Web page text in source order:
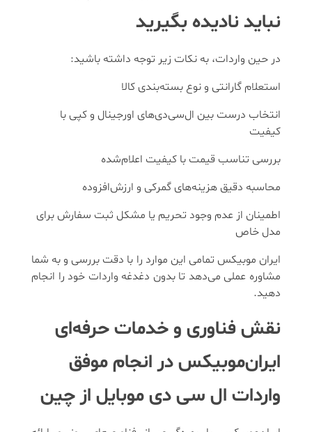
نباید نادیده بگیرید
در حین واردات، به نکات زیر توجه داشته باشید:
استعلام گارانتی و نوع بسته‌بندی کالا
انتخاب درست بین ال‌سی‌دی‌های اورجینال و کپی با
کیفیت
بررسی تناسب قیمت با کیفیت اعلام‌شده
محاسبه دقیق هزینه‌های گمرکی و ارزش‌افزوده
اطمینان از عدم وجود تحریم یا مشکل ثبت سفارش برای
مدل خاص
ایران موبیکس تمامی این موارد را با دقت بررسی و به شما
مشاوره عملی می‌دهد تا بدون دغدغه واردات خود را انجام
دهید.
نقش فناوری و خدمات حرفه‌ای
ایران‌موبیکس در انجام موفق
واردات ال سی دی موبایل از چین